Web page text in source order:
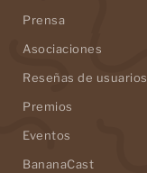
Prensa
Asociaciones
Reseñas de usuarios
Premios
Eventos
BananaCast